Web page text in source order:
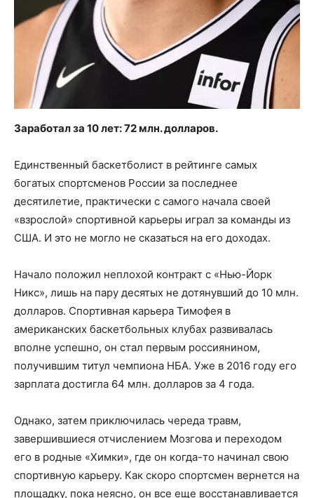
Заработал за 10 лет: 72 млн. долларов.
Единственный баскетболист в рейтинге самых
богатых спортсменов России за последнее
десятилетие, практически с самого начала своей
«взрослой» спортивной карьеры играл за команды из
США. И это не могло не сказаться на его доходах.
Начало положил неплохой контракт с «Нью-Йорк
Никс», лишь на пару десятых не дотянувший до 10 млн.
долларов. Спортивная карьера Тимофея в
американских баскетбольных клубах развивалась
вполне успешно, он стал первым россиянином,
получившим титул чемпиона НБА. Уже в 2016 году его
зарплата достигла 64 млн. долларов за 4 года.
Однако, затем приключилась череда травм,
завершившиеся отчислением Мозгова и переходом
его в родные «Химки», где он когда-то начинал свою
спортивную карьеру. Как скоро спортсмен вернется на
площадку, пока неясно, он все еще восстанавливается